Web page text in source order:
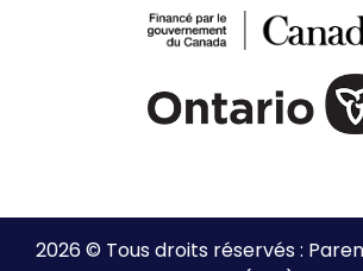
2026 © Tous droits réservés :